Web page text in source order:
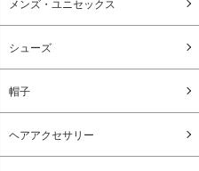
メンズ・ユニセックス
シューズ
帽子
ヘアアクセサリー